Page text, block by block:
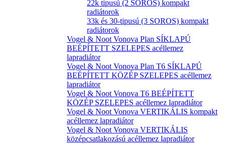
22k tipusú (2 SOROS) kompakt
radiátorok
33k és 30-tipusú (3 SOROS) kompakt
radiátorok
Vogel & Noot Vonova Plan SÍKLAPÚ
BEÉPÍTETT SZELEPES acéllemez
lapradiátor
Vogel & Noot Vonova Plan T6 SÍKLAPÚ
BEÉPÍTETT KÖZÉP SZELEPES acéllemez
lapradiátor
Vogel & Noot Vonova T6 BEÉPÍTETT
KÖZÉP SZELEPES acéllemez lapradiátor
Vogel & Noot Vonova VERTIKÁLIS kompakt
acéllemez lapradiátor
Vogel & Noot Vonova VERTIKÁLIS
középcsatlakozású acéllemez lapradiátor